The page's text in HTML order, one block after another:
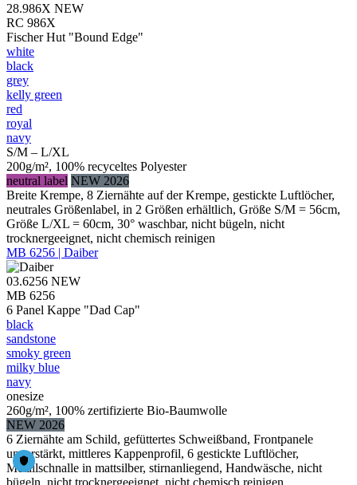
28.986X NEW
RC 986X
Fischer Hut "Bound Edge"
white
black
grey
kelly green
red
royal
navy
S/M – L/XL
200g/m², 100% recyceltes Polyester
neutral label NEW 2026
Breite Krempe, 8 Ziernähte auf der Krempe, gestickte Luftlöcher,
neutrales Größenlabel, in 2 Größen erhältlich, Größe S/M = 56cm,
Größe L/XL = 60cm, 30° waschbar, nicht bügeln, nicht
trocknergeeignet, nicht chemisch reinigen
MB 6256 | Daiber
03.6256 NEW
MB 6256
6 Panel Kappe "Dad Cap"
black
sandstone
smoky green
milky blue
navy
onesize
260g/m², 100% zertifizierte Bio-Baumwolle
NEW 2026
6 Ziernähte am Schild, gefüttertes Schweißband, Frontpanele
unverstärkt, mittleres Kappenprofil, 6 gestickte Luftlöcher,
Metallschnalle in mattsilber, stirnanliegend, Handwäsche, nicht
bügeln, nicht trocknergeeignet, nicht chemisch reinigen